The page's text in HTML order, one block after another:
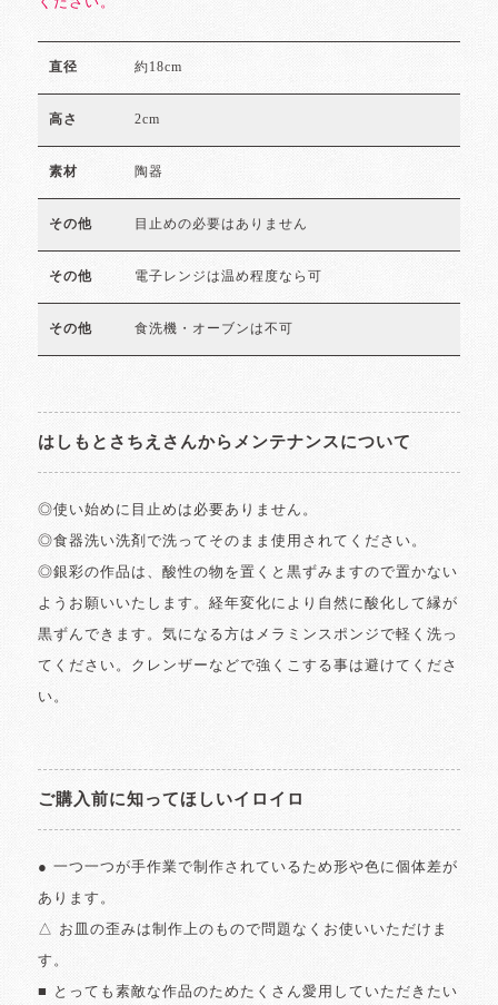
直径 約18cm
高さ 2cm
素材 陶器
その他 目止めの必要はありません
その他 電子レンジは温め程度なら可
その他 食洗機・オーブンは不可
はしもとさちえさんからメンテナンスについて
◎使い始めに目止めは必要ありません。
◎食器洗い洗剤で洗ってそのまま使用されてください。
◎銀彩の作品は、酸性の物を置くと黒ずみますので置かない
ようお願いいたします。経年変化により自然に酸化して縁が
黒ずんできます。気になる方はメラミンスポンジで軽く洗っ
てください。クレンザーなどで強くこする事は避けてくださ
い。
ご購入前に知ってほしいイロイロ
● 一つ一つが手作業で制作されているため形や色に個体差が
あります。
△ お皿の歪みは制作上のもので問題なくお使いいただけま
す。
■ とっても素敵な作品のためたくさん愛用していただきたい